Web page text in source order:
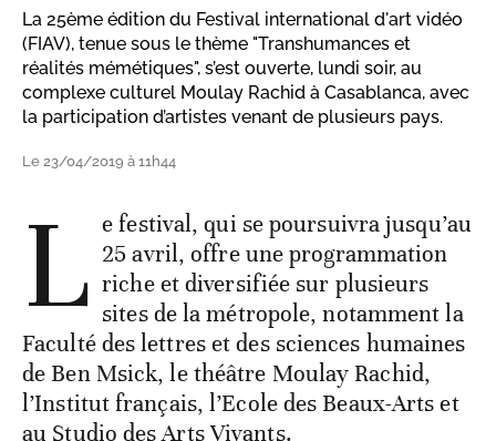
La 25ème édition du Festival international d'art vidéo
(FIAV), tenue sous le thème "Transhumances et
réalités mémétiques", s’est ouverte, lundi soir, au
complexe culturel Moulay Rachid à Casablanca, avec
la participation d’artistes venant de plusieurs pays.
Le 23/04/2019 à 11h44
L e festival, qui se poursuivra jusqu’au
25 avril, offre une programmation
riche et diversifiée sur plusieurs
sites de la métropole, notamment la
Faculté des lettres et des sciences humaines
de Ben Msick, le théâtre Moulay Rachid,
l’Institut français, l’Ecole des Beaux-Arts et
au Studio des Arts Vivants.